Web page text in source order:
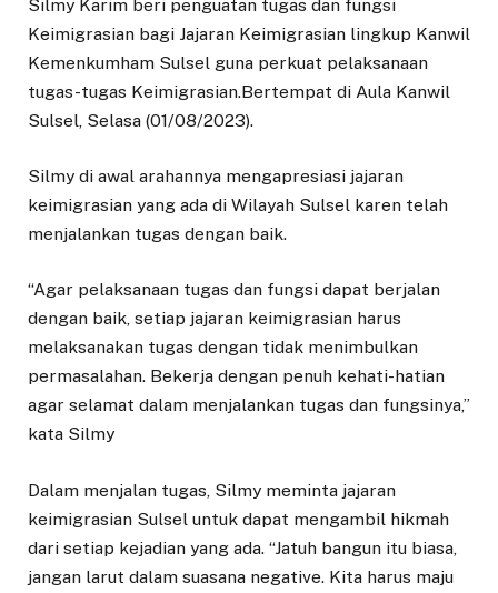
Silmy Karim beri penguatan tugas dan fungsi
Keimigrasian bagi Jajaran Keimigrasian lingkup Kanwil
Kemenkumham Sulsel guna perkuat pelaksanaan
tugas-tugas Keimigrasian.Bertempat di Aula Kanwil
Sulsel, Selasa (01/08/2023).
Silmy di awal arahannya mengapresiasi jajaran
keimigrasian yang ada di Wilayah Sulsel karen telah
menjalankan tugas dengan baik.
“Agar pelaksanaan tugas dan fungsi dapat berjalan
dengan baik, setiap jajaran keimigrasian harus
melaksanakan tugas dengan tidak menimbulkan
permasalahan. Bekerja dengan penuh kehati-hatian
agar selamat dalam menjalankan tugas dan fungsinya,”
kata Silmy
Dalam menjalan tugas, Silmy meminta jajaran
keimigrasian Sulsel untuk dapat mengambil hikmah
dari setiap kejadian yang ada. “Jatuh bangun itu biasa,
jangan larut dalam suasana negative. Kita harus maju